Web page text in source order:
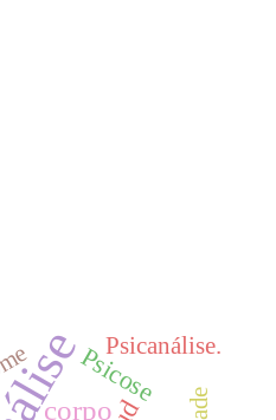
corpo
Psicose
Psicanálise.